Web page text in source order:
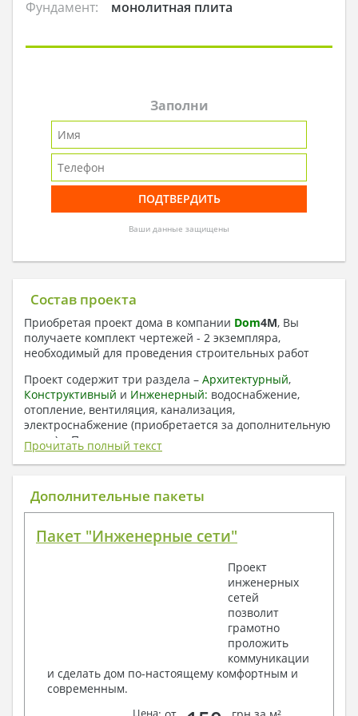
Фундамент: монолитная плита
Заполни
Ваши данные защищены
Состав проекта
Приобретая проект дома в компании Dom4M, Вы
получаете комплект чертежей - 2 экземпляра,
необходимый для проведения строительных работ
Проект содержит три раздела – Архитектурный,
Конструктивный и Инженерный: водоснабжение,
отопление, вентиляция, канализация,
электроснабжение (приобретается за дополнительную
плату) + Пояснительная записка.
1. Архитектурный раздел:
Общие данные по проекту
Поэтажные маркировочные планы с
Разрезы и состав конструкций
Фасады с ведомостью внешних отделок
Элементы проемов – спецификация
Ведомость перемычек – сечения и
Объемы основных строительных материалов
Архитектурные узлы в конструкциях
2. Конструктивный раздел:
Прочитать полный текст
Дополнительные пакеты
Пакет "Инженерные сети"
Проект
инженерных
сетей
позволит
грамотно
проложить
коммуникации
и сделать дом по-настоящему комфортным и
современным.